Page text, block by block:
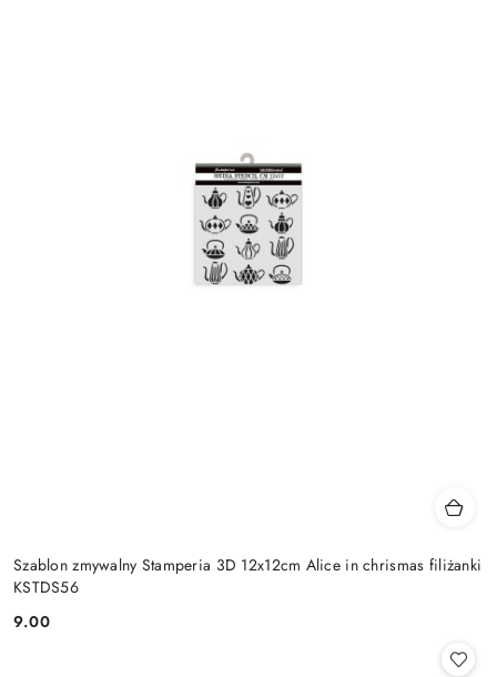
Szablon zmywalny Stamperia 3D 12x12cm Alice in chrismas filiżanki
KSTDS56
Cena:
9.00